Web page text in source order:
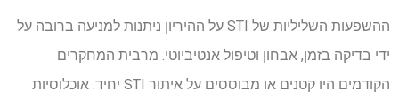
ההשפעות השליליות של STI על ההיריון ניתנות למניעה ברובה על
ידי בדיקה בזמן, אבחון וטיפול אנטיביוטי. מרבית המחקרים
הקודמים היו קטנים או מבוססים על איתור STI יחיד. אוכלוסיות